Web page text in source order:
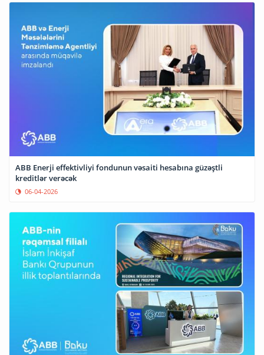
ABB Enerji effektivliyi fondunun vəsaiti hesabına güzəştli
kreditlər verəcək
06-04-2026